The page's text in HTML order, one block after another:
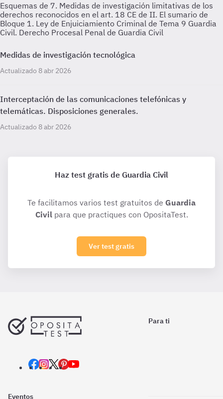
Esquemas de 7. Medidas de investigación limitativas de los
derechos reconocidos en el art. 18 CE de II. El sumario de
Bloque 1. Ley de Enjuiciamiento Criminal de Tema 9 Guardia
Civil. Derecho Procesal Penal de Guardia Civil
Medidas de investigación tecnológica
Actualizado 8 abr 2026
Interceptación de las comunicaciones telefónicas y
telemáticas. Disposiciones generales.
Actualizado 8 abr 2026
Haz test gratis de Guardia Civil
Te facilitamos varios test gratuitos de Guardia
Civilpara que practiques con OpositaTest.
Ver test gratis
Para ti
Eventos